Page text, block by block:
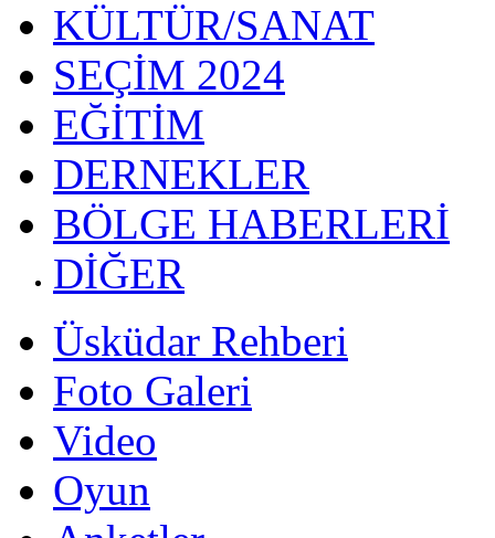
KÜLTÜR/SANAT
SEÇİM 2024
EĞİTİM
DERNEKLER
BÖLGE HABERLERİ
DİĞER
Üsküdar Rehberi
Foto Galeri
Video
Oyun